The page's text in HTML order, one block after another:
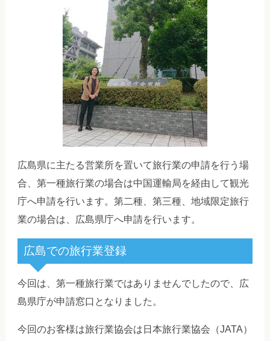
広島県に主たる営業所を置いて旅行業の申請を行う場
合、第一種旅行業の場合は中国運輸局を経由して観光
庁へ申請を行います。第二種、第三種、地域限定旅行
業の場合は、広島県庁へ申請を行います。
広島での旅行業登録
今回は、第一種旅行業ではありませんでしたので、広
島県庁が申請窓口となりました。
今回のお客様は旅行業協会は日本旅行業協会（JATA）